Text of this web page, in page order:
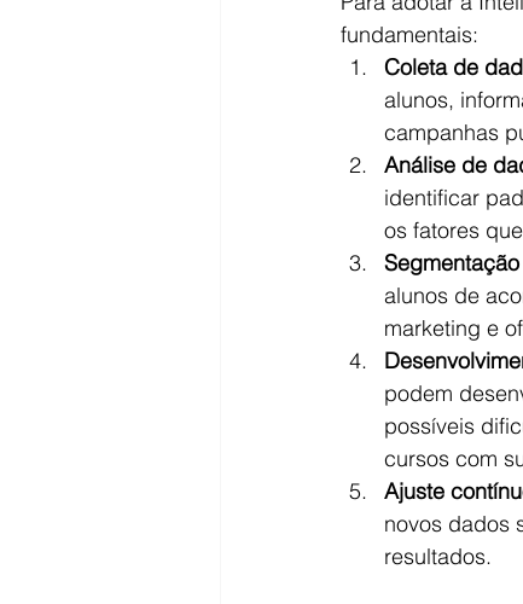
fundamentais:
Coleta de
alunos,
campanhas
Análise de
identificar
os fatores
alunos de
marketing e
podem
possíveis
cursos com
Ajuste
novos dados
resultados.